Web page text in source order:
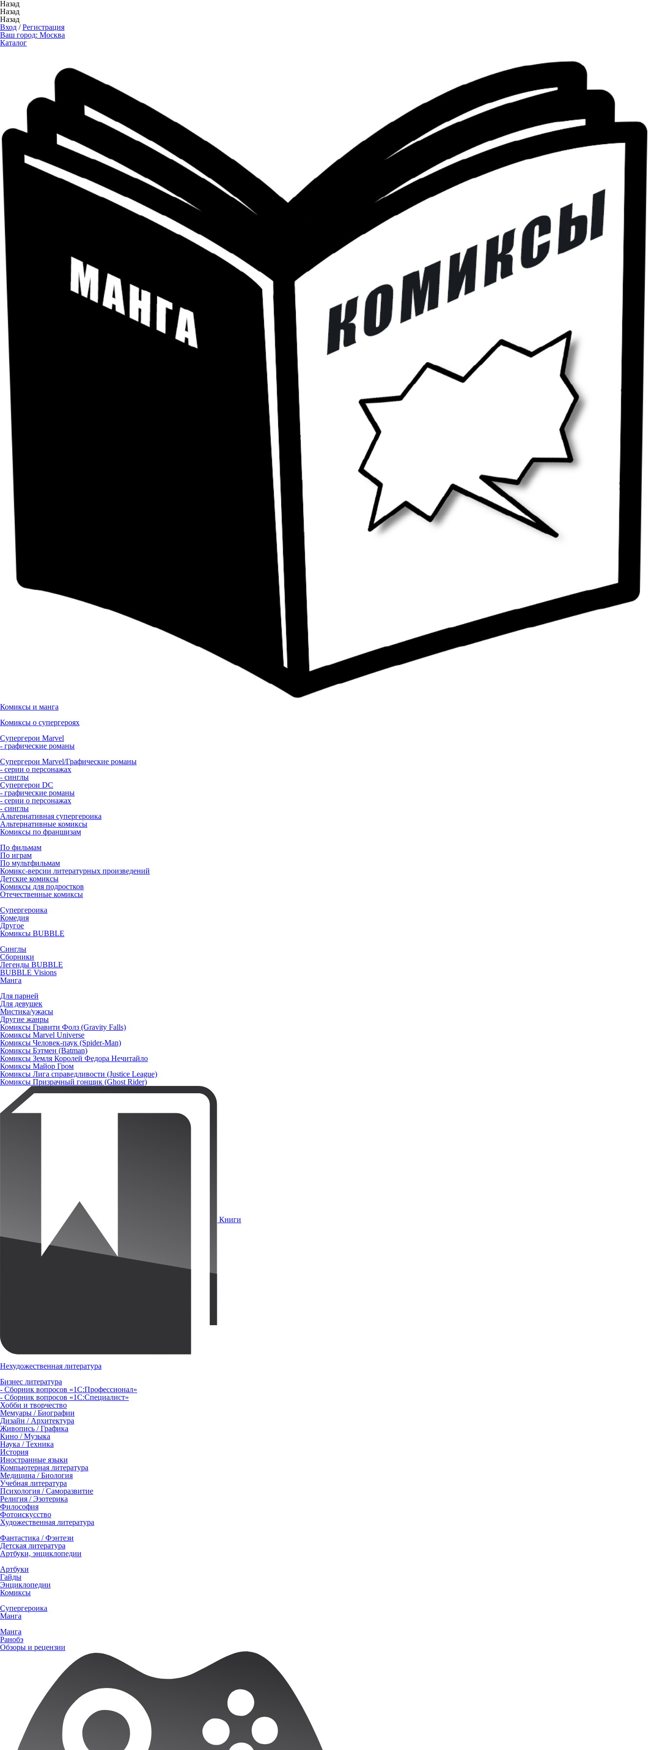
Назад
Назад
Назад
Вход /Регистрация
Ваш город: Москва
Каталог
Комиксы и манга
Комиксы о супергероях
Супергерои Marvel
- графические романы
Супергерои Marvel/Графические романы
- серии о персонажах
- синглы
Супергерои DC
- графические романы
- серии о персонажах
- синглы
Альтернативная супергероика
Альтернативные комиксы
Комиксы по франшизам
По фильмам
По играм
По мультфильмам
Комикс-версии литературных произведений
Детские комиксы
Комиксы для подростков
Отечественные комиксы
Супергероика
Комедия
Другое
Комиксы BUBBLE
Синглы
Сборники
Легенды BUBBLE
BUBBLE Visions
Манга
Для парней
Для девушек
Мистика/ужасы
Другие жанры
Комиксы Гравити Фолз (Gravity Falls)
Комиксы Marvel Universe
Комиксы Человек-паук (Spider-Man)
Комиксы Бэтмен (Batman)
Комиксы Земля Королей Федора Нечитайло
Комиксы Майор Гром
Комиксы Лига справедливости (Justice League)
Комиксы Призрачный гонщик (Ghost Rider)
Книги
Нехудожественная литература
Бизнес литература
- Сборник вопросов «1С:Профессионал»
- Сборник вопросов «1С:Специалист»
Хобби и творчество
Мемуары / Биографии
Дизайн / Архитектура
Живопись / Графика
Кино / Музыка
Наука / Техника
История
Иностранные языки
Компьютерная литература
Медицина / Биология
Учебная литература
Психология / Саморазвитие
Религия / Эзотерика
Философия
Фотоискусство
Художественная литература
Фантастика / Фэнтези
Детская литература
Артбуки, энциклопедии
Артбуки
Гайды
Энциклопедии
Комиксы
Супергероика
Манга
Манга
Ранобэ
Обзоры и рецензии